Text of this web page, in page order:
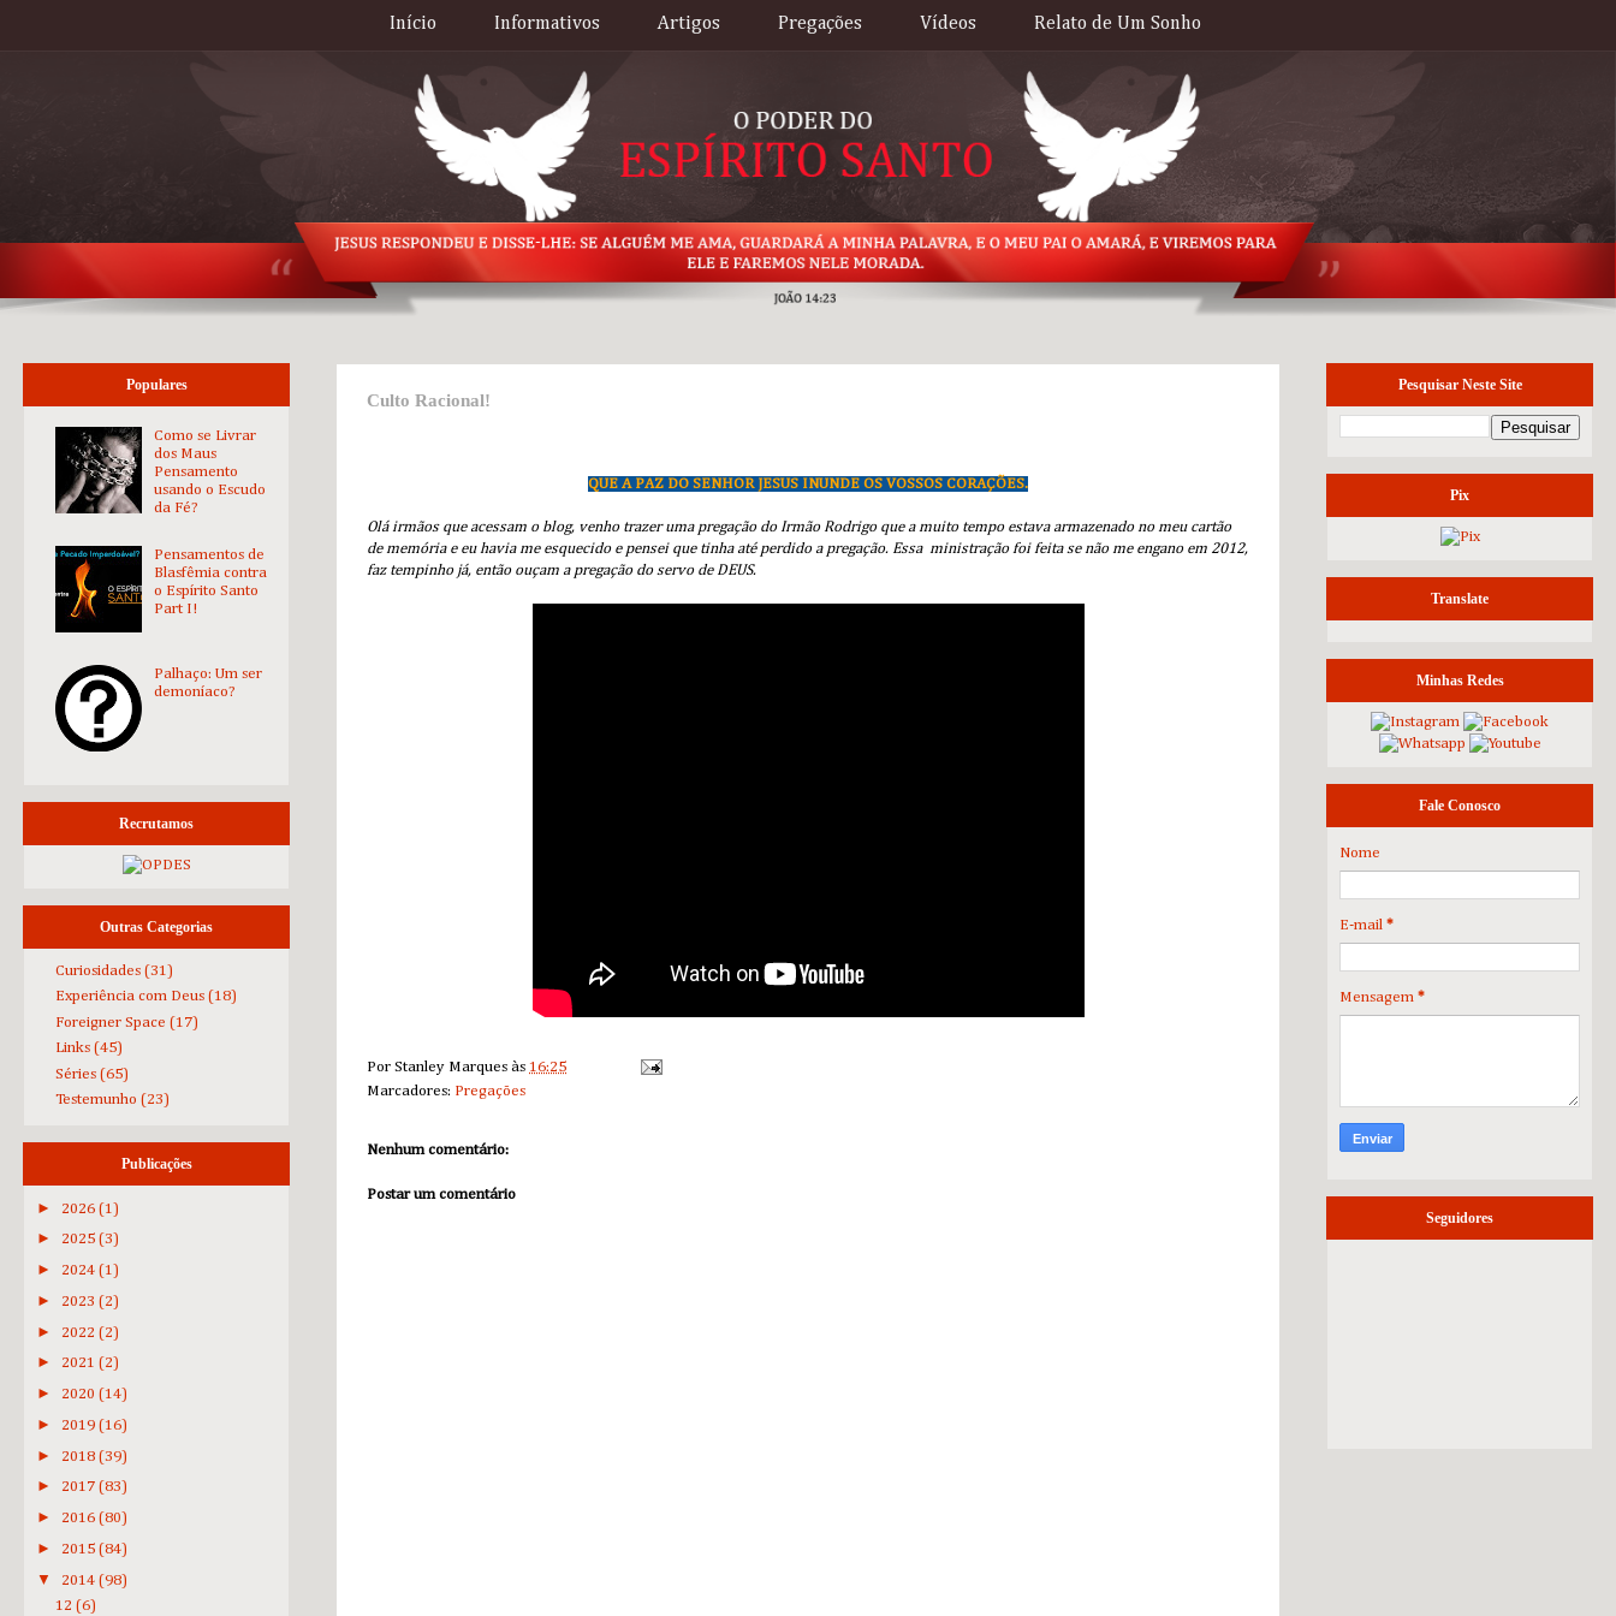
Início Informativos Artigos Pregações Vídeos Relato de Um Sonho
Culto Racional!
QUE A PAZ DO SENHOR JESUS INUNDE OS VOSSOS CORAÇÕES.
Olá irmãos que acessam o blog, venho trazer uma pregação do Irmão Rodrigo que a muito tempo estava armazenado no meu cartão
de memória e eu havia me esquecido e pensei que tinha até perdido a pregação. Essa ministração foi feita se não me engano em 2012,
faz tempinho já, então ouçam a pregação do servo de DEUS.
Por Stanley Marques às 16:25
Marcadores: Pregações
Nenhum comentário:
Postar um comentário
Populares
Como se Livrar
dos Maus
Pensamento
usando o Escudo
da Fé?
Pensamentos de
Blasfêmia contra
o Espírito Santo
Part I!
Palhaço: Um ser
demoníaco?
Recrutamos
Outras Categorias
Curiosidades (31)
Experiência com Deus (18)
Foreigner Space (17)
Links (45)
Séries (65)
Testemunho (23)
Publicações
► 2026 (1)
► 2025 (3)
► 2024 (1)
► 2023 (2)
► 2022 (2)
► 2021 (2)
► 2020 (14)
► 2019 (16)
► 2018 (39)
► 2017 (83)
► 2016 (80)
► 2015 (84)
▼ 2014 (98)
12 (6)
Pesquisar Neste Site
Pix
Translate
Minhas Redes
Fale Conosco
Nome
E-mail *
Mensagem *
Seguidores